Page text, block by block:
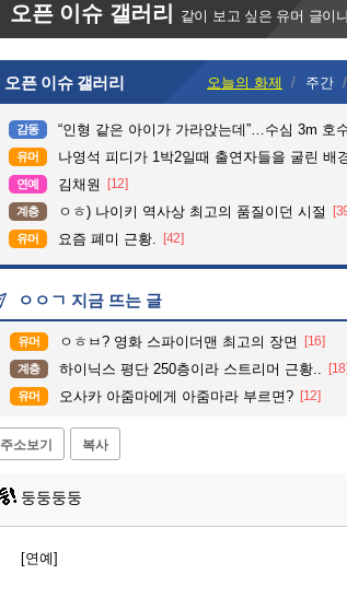
오픈 이슈 갤러리 같이 보고 싶은 유머 글이
오픈 이슈 갤러리 오늘의 화제 주간
감동 “인형 같은 아이가 가라앉는데”…수심 3m 호수 뛰어든 60대 의
유머 나영석 피디가 1박2일때 출연자들을 굴린 배
연예 김채원 [12]
계층 ㅇㅎ) 나이키 역사상 최고의 품질이던 시절
유머 요즘 폐미 근황. [42]
ㅇㅇㄱ 지금 뜨는 글
유머 ㅇㅎㅂ? 영화 스파이더맨 최고의 장면 [16]
계층 하이닉스 평단 250층이라 스트리머 근황.. [18]
유머 오사카 아줌마에게 아줌마라 부르면? [12]
주소보기 복사
둥둥둥둥
[연예]